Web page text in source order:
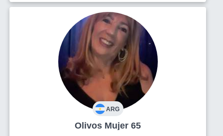
ARG
Olivos Mujer 65